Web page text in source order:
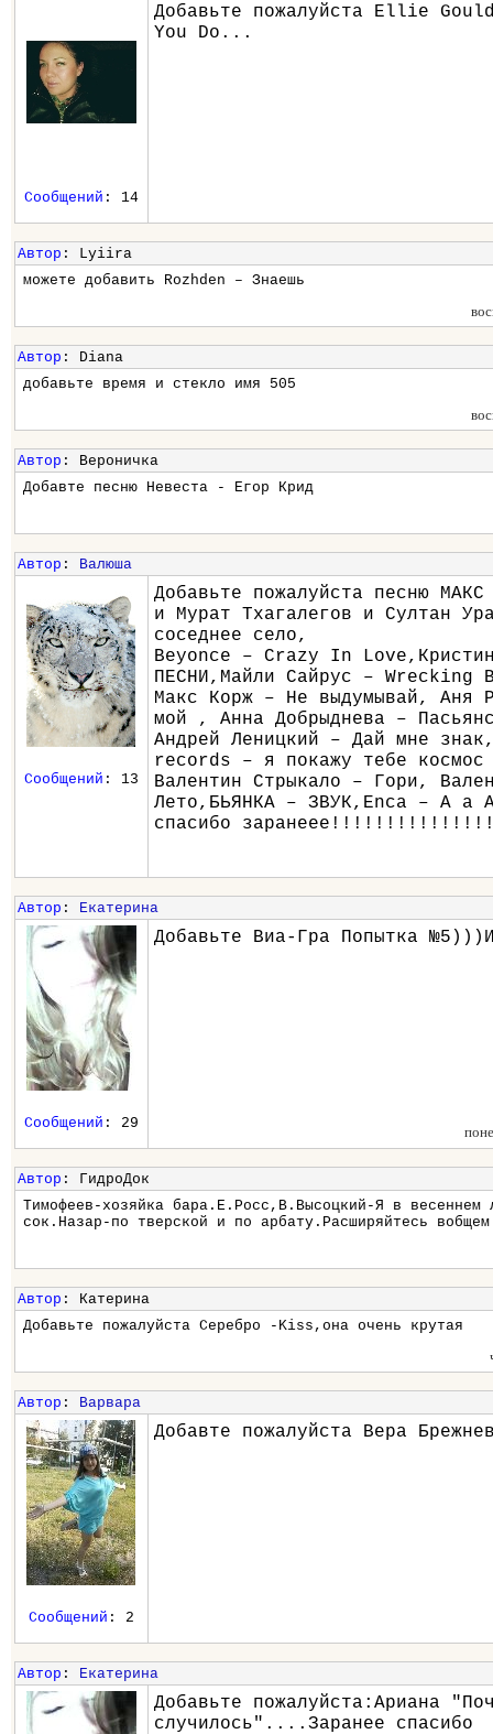
Добавьте пожалуйста Ellie
You Do...
Сообщений : 14
Автор : Lyiira
можете добавить Rozhden – Знаешь
Автор : Diana
добавьте время и стекло имя 505
Автор : Вероничка
Добавте песню Невеста - Егор Крид
Автор : Валюша
Добавьте пожалуйста песню
и Мурат Тхагалегов и Султан
соседнее село,
Beyonce – Crazy In
ПЕСНИ,Майли Сайрус –
Макс Корж – Не выдумывай, Аня
мой , Анна Добрыднева –
Андрей Леницкий – Дай мне
records – я покажу тебе
Валентин Стрыкало – Гори,
Лето,БЬЯНКА – ЗВУК,Enca – A a
спасибо
Сообщений : 13
Автор : Екатерина
Добавьте Виа-Гра Попытка
Сообщений : 29
Автор : ГидроДок
Тимофеев-хозяйка бара.Е.Росс,В.Высоцкий-Я в весеннем
сок.Назар-по тверской и по арбату.Расширяйтесь
Автор : Катерина
Добавьте пожалуйста Серебро -Kiss,она очень крутая
Автор : Варвара
Добавте пожалуйста Вера
Сообщений : 2
Автор : Екатерина
Добавьте пожалуйста:Ариана
случилось"....Заранее спасибо